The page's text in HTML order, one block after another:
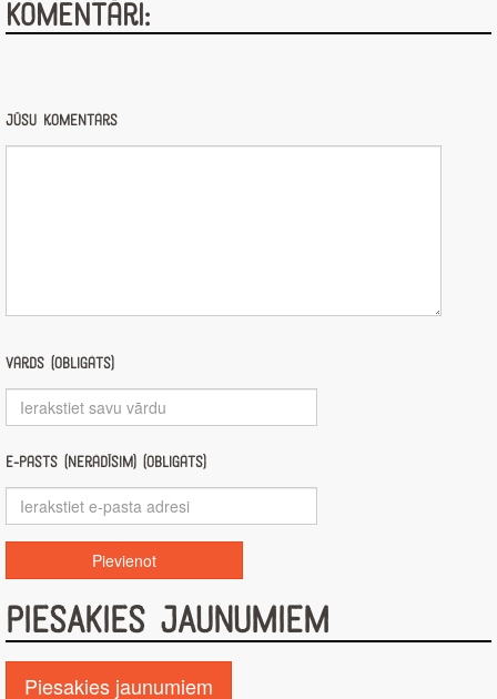
Komentāri:
Jūsu komentārs
Vārds (obligāts)
E-pasts (nerādīsim) (obligāts)
PIESAKIES JAUNUMIEM
Piesakies jaunumiem